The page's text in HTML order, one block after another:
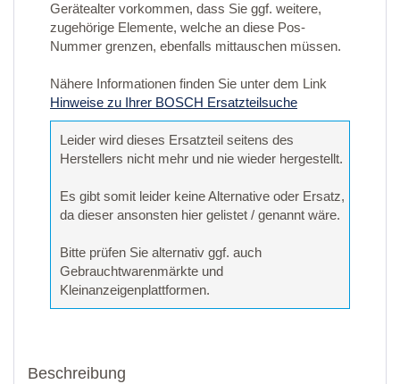
Gerätealter vorkommen, dass Sie ggf. weitere,
zugehörige Elemente, welche an diese Pos-
Nummer grenzen, ebenfalls mittauschen müssen.
Nähere Informationen finden Sie unter dem Link
Hinweise zu Ihrer BOSCH Ersatzteilsuche
Leider wird dieses Ersatzteil seitens des
Herstellers nicht mehr und nie wieder hergestellt.
Es gibt somit leider keine Alternative oder Ersatz,
da dieser ansonsten hier gelistet / genannt wäre.
Bitte prüfen Sie alternativ ggf. auch
Gebrauchtwarenmärkte und
Kleinanzeigenplattformen.
Beschreibung